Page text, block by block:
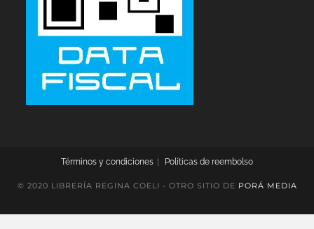
Términos y condiciones Políticas de reembolso
© 2020 LIBRERÍA REGINA COELI - OTRO SITIO DE PORÁ MEDIA